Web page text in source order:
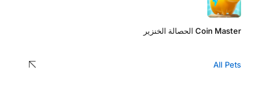
Coin Master الحصالة الخنزير
All Pets